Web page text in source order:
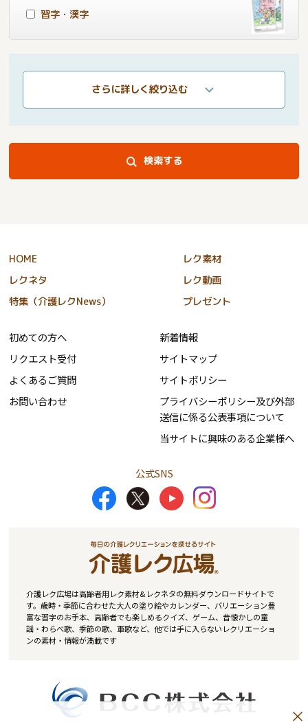
習字・漢字
さらに詳しく絞り込む
検索する
HOME
レク素材
レクネタ
レク動画
特集（介護レクNews）
プレゼント
初めての方へ
リクエスト受付
よくあるご質問
お問い合わせ
新着情報
サイトマップ
サイトポリシー
プライバシーポリシー及び外部
送信に係る公表事項について
当サイトに興味のある企業様へ
公式SNS
介護レク広場は高齢者用レク素材&レクネタの無料ダウンロードサイトで
す。歳時・季節に合わせた大人の塗り絵やカレンダー、バリエーション豊
富な習字のお手本、高齢者でも楽しめるクイズ、ゲーム、昔懐かしの童
謡・わらべ歌、季節の歌、軍歌など、他では手に入らないレクリエーショ
ンの素材・情報が満載です